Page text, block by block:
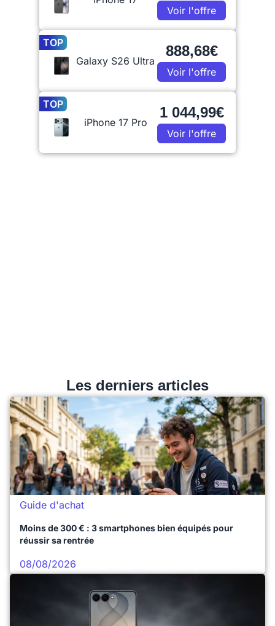
Voir l'offre
TOP
Galaxy S26 Ultra
888,68€
Voir l'offre
TOP
iPhone 17 Pro
1 044,99€
Voir l'offre
Les derniers articles
Guide d'achat
Moins de 300 € : 3 smartphones bien équipés pour
réussir sa rentrée
08/08/2026